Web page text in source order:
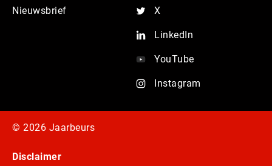
Nieuwsbrief X
LinkedIn
YouTube
Instagram
© 2026 Jaarbeurs
Disclaimer